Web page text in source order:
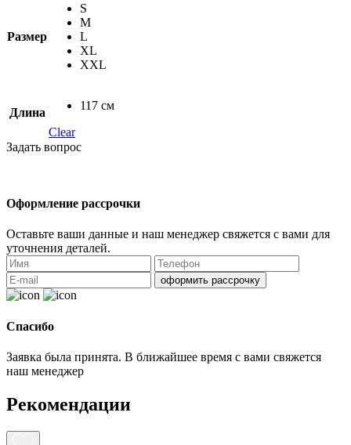
Размер
S
M
L
XL
XXL
Длина
117 см
Clear
Задать вопрос
Оформление рассрочки
Оставьте ваши данные и наш менеджер свяжется с вами для
уточнения деталей.
оформить рассрочку
Спасибо
Заявка была принята. В ближайшее время с вами свяжется
наш менеджер
Рекомендации